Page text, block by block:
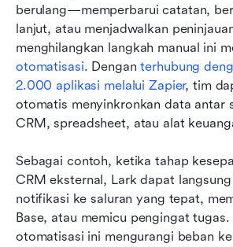
berulang—memperbarui catatan,
lanjut, atau menjadwalkan
otomatisasi. Dengan terhubung
2.000 aplikasi melalui Zapier, tim
otomatis menyinkronkan data antar
CRM, spreadsheet, atau alat
Sebagai contoh, ketika tahap
CRM eksternal, Lark dapat
notifikasi ke saluran yang tepat,
Base, atau memicu pengingat
otomatisasi ini mengurangi beban